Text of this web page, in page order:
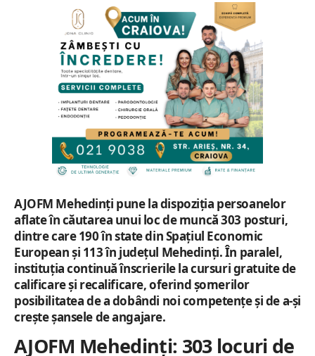
AJOFM Mehedinți pune la dispoziția persoanelor
aflate în căutarea unui loc de muncă303 posturi,
dintre care190 în state din Spațiul Economic
Europeanși 113 în județul Mehedinți. În paralel,
instituția continuă înscrierile la cursuri gratuite de
calificare și recalificare, oferind șomerilor
posibilitatea de a dobândi noi competențe și de a-și
crește șansele de angajare.
AJOFM Mehedinți: 303 locuri de